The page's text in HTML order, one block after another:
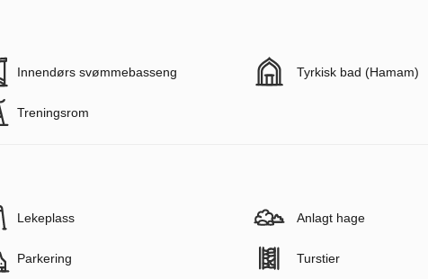
Innendørs svømmebasseng Tyrkisk bad (Hamam)
Treningsrom
Lekeplass Anlagt hage
Parkering Turstier